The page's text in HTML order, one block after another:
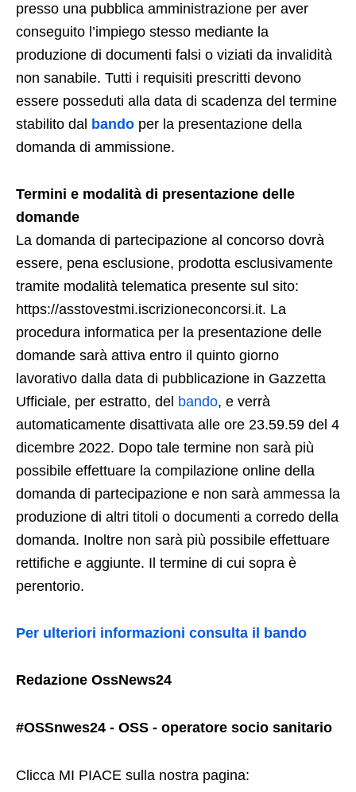
presso una pubblica amministrazione per aver
conseguito l’impiego stesso mediante la
produzione di documenti falsi o viziati da invalidità
non sanabile. Tutti i requisiti prescritti devono
essere posseduti alla data di scadenza del termine
stabilito dal bando per la presentazione della
domanda di ammissione.
Termini e modalità di presentazione delle
domande
La domanda di partecipazione al concorso dovrà
essere, pena esclusione, prodotta esclusivamente
tramite modalità telematica presente sul sito:
https://asstovestmi.iscrizioneconcorsi.it. La
procedura informatica per la presentazione delle
domande sarà attiva entro il quinto giorno
lavorativo dalla data di pubblicazione in Gazzetta
Ufficiale, per estratto, del bando, e verrà
automaticamente disattivata alle ore 23.59.59 del 4
dicembre 2022. Dopo tale termine non sarà più
possibile effettuare la compilazione online della
domanda di partecipazione e non sarà ammessa la
produzione di altri titoli o documenti a corredo della
domanda. Inoltre non sarà più possibile effettuare
rettifiche e aggiunte. Il termine di cui sopra è
perentorio.
Per ulteriori informazioni consulta il bando
Redazione OssNews24
#OSSnwes24 - OSS - operatore socio sanitario
Clicca MI PIACE sulla nostra pagina: